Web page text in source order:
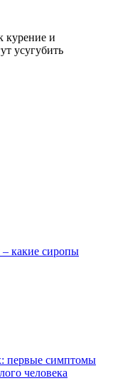
курение и
усугубить
какие сиропы
первые симптомы
человека